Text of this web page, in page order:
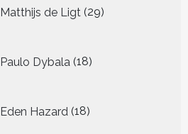
Matthijs de Ligt 29
producten
Paulo Dybala 18
producten
Eden Hazard 18
producten